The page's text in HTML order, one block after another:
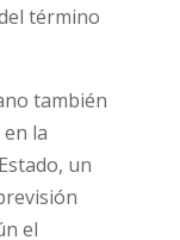
término
también
la
un
el